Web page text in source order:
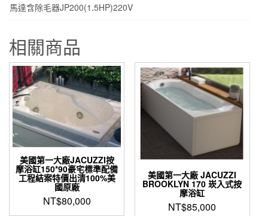
馬達含除毛器JP200(1.5HP)220V
相關商品
美國第一大廠JACUZZI按
摩浴缸150*90豪宅標準配備
工程結案特價出清100%美
國原廠
NT$80,000
美國第一大廠 JACUZZI
BROOKLYN 170 崁入式按
摩浴缸
NT$85,000